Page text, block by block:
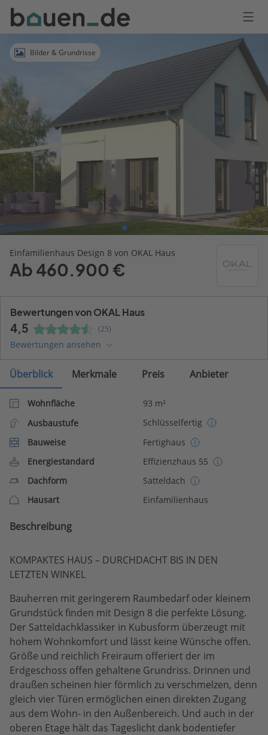
Bauen
Logo
AnmeldenBilder & Grundrisse
Einfamilienhaus Design 8 von OKAL Haus
Ab 460.900 €
Bewertungen von OKAL Haus
4,5 (25)
Bewertungen ansehen
Überblick Merkmale Preis Anbieter
Wohnfläche
93 m²
Ausbaustufe
Schlüsselfertig
Bauweise
Fertighaus
Energiestandard
Effizienzhaus 55
Dachform
Satteldach
Hausart
Einfamilienhaus
Beschreibung
KOMPAKTES HAUS – DURCHDACHT BIS IN DEN
LETZTEN WINKEL
Bauherren mit geringerem Raumbedarf oder kleinem
Grundstück finden mit Design 8 die perfekte Lösung.
Der Satteldachklassiker in Kubusform überzeugt mit
hohem Wohnkomfort und lässt keine Wünsche offen.
Größe und reichlich Freiraum offeriert der im
Erdgeschoss offen gehaltene Grundriss. Drinnen und
draußen scheinen hier förmlich zu verschmelzen, denn
gleich vier Türen ermöglichen einen direkten Zugang
aus dem Wohn- in den Außenbereich. Und auch in der
oberen Etage hält das Tageslicht dank bodentiefer